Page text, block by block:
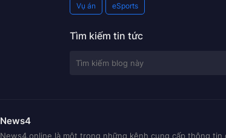
Vụ án eSports
Tìm kiếm tin tức
News4
News4.online là một trong những kênh cung cấp thông tin